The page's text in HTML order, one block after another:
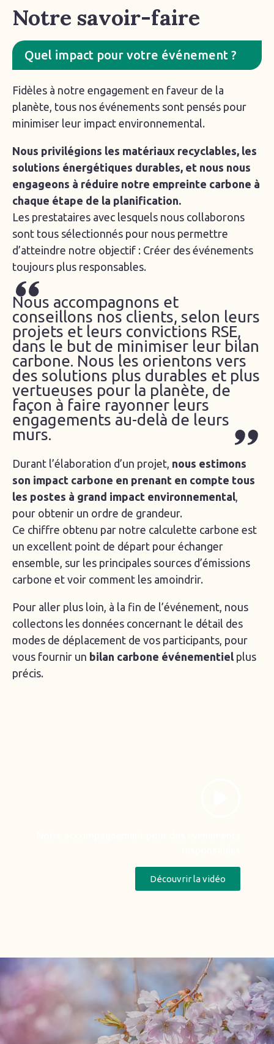
Notre savoir-faire
Quel impact pour votre événement ?
Fidèles à notre engagement en faveur de la
planète, tous nos événements sont pensés pour
minimiser leur impact environnemental.
Nous privilégions les matériaux recyclables, les
solutions énergétiques durables, et nous nous
engageons à réduire notre empreinte carbone à
chaque étape de la planification.
Les prestataires avec lesquels nous collaborons
sont tous sélectionnés pour nous permettre
d’atteindre notre objectif : Créer des événements
toujours plus responsables.
Created by I Create Stuff
from the Noun Project
Nous accompagnons et
conseillons nos clients, selon leurs
projets et leurs convictions RSE,
dans le but de minimiser leur bilan
carbone. Nous les orientons vers
des solutions plus durables et plus
vertueuses pour la planète, de
façon à faire rayonner leurs
engagements au-delà de leurs
murs.
Created by I Create Stuff
from the Noun Project
Durant l’élaboration d’un projet, nous estimons
son impact carbone en prenant en compte tous
les postes à grand impact environnemental
pour obtenir un ordre de grandeur.
Ce chiffre obtenu par notre calculette carbone est
un excellent point de départ pour échanger
ensemble, sur les principales sources d’émissions
carbone et voir comment les amoindrir.
Pour aller plus loin, à la fin de l’événement, nous
collectons les données concernant le détail des
modes de déplacement de vos participants, pour
vous fournir un bilan carbone événementiel plus
précis.
Découvrir la vidéo